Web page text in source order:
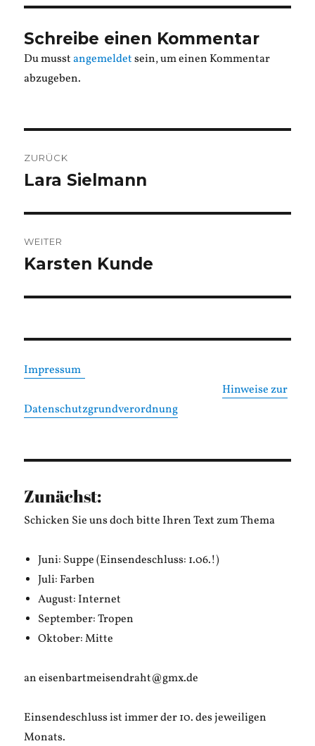
Schreibe einen Kommentar
Du musstangemeldetsein, um einen Kommentar
abzugeben.
ZURÜCK
Vorheriger
Lara Sielmann
WEITER
Nächster
Karsten Kunde
Impressum
Hinweise zur
Datenschutzgrundverordnung
Zunächst:
Schicken Sie uns doch bitte Ihren Text zum Thema
Juni: Suppe (Einsendeschluss: 1.06.!)
Juli: Farben
August: Internet
September: Tropen
Oktober: Mitte
an eisenbartmeisendraht@gmx.de
Einsendeschluss ist immer der 10. des jeweiligen
Monats.